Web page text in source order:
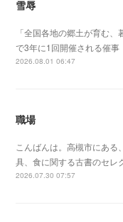
雪辱
「全国各地の郷土が育む
で3年に1回開催される催事
2026.08.01 06:47
職場
こんばんは。高槻市にある
具、食に関する古書のセレ
2026.07.30 07:57